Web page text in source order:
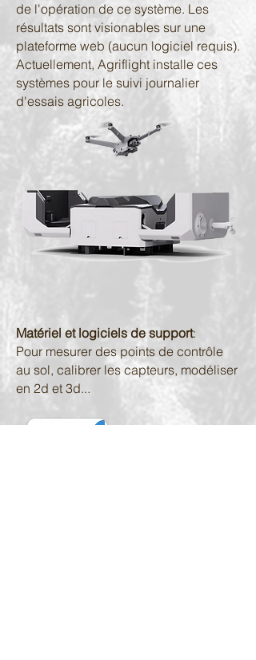
de l'opération de ce système. Les
résultats sont visionables sur une
plateforme web (aucun logiciel requis).
Actuellement, Agriflight installe ces
systèmes pour le suivi journalier
d'essais agricoles.
Matériel et logiciels de support:
Pour mesurer des points de contrôle
au sol, calibrer les capteurs, modéliser
en 2d et 3d...